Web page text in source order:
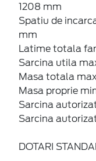
1208 mm
Spatiu de
mm
Latime totala
Sarcina utila
Masa totala
Masa proprie
Sarcina
Sarcina
DOTARI